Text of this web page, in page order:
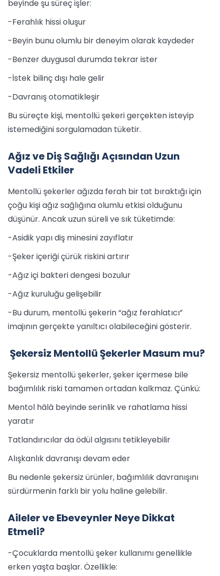
beyinde şu süreç işler:
-Ferahlık hissi oluşur
-Beyin bunu olumlu bir deneyim olarak kaydeder
-Benzer duygusal durumda tekrar ister
-İstek bilinç dışı hale gelir
-Davranış otomatikleşir
Bu süreçte kişi, mentollü şekeri gerçekten isteyip
istemediğini sorgulamadan tüketir.
Ağız ve Diş Sağlığı Açısından Uzun
Vadeli Etkiler
Mentollü şekerler ağızda ferah bir tat bıraktığı için
çoğu kişi ağız sağlığına olumlu etkisi olduğunu
düşünür. Ancak uzun süreli ve sık tüketimde:
-Asidik yapı diş minesini zayıflatır
-Şeker içeriği çürük riskini artırır
-Ağız içi bakteri dengesi bozulur
-Ağız kuruluğu gelişebilir
-Bu durum, mentollü şekerin “ağız ferahlatıcı”
imajının gerçekte yanıltıcı olabileceğini gösterir.
Şekersiz Mentollü Şekerler Masum mu?
Şekersiz mentollü şekerler, şeker içermese bile
bağımlılık riski tamamen ortadan kalkmaz. Çünkü:
Mentol hâlâ beyinde serinlik ve rahatlama hissi
yaratır
Tatlandırıcılar da ödül algısını tetikleyebilir
Alışkanlık davranışı devam eder
Bu nedenle şekersiz ürünler, bağımlılık davranışını
sürdürmenin farklı bir yolu haline gelebilir.
Aileler ve Ebeveynler Neye Dikkat
Etmeli?
-Çocuklarda mentollü şeker kullanımı genellikle
erken yaşta başlar. Özellikle: